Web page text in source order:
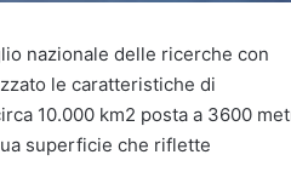
nazionale delle ricerche con
le caratteristiche di
10.000 km2 posta a 3600
superficie che riflette